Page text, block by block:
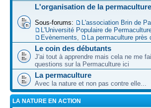
L'organisation de la
Sous-forums: L'association Brin de
L'Université Populaire de
Evènements, La permaculture près
Le coin des débutants
J'ai tout à apprendre mais cela ne me
questions sur la Permaculture ici
La permaculture
Avec la nature et non pas contre elle...
LA NATURE EN ACTION